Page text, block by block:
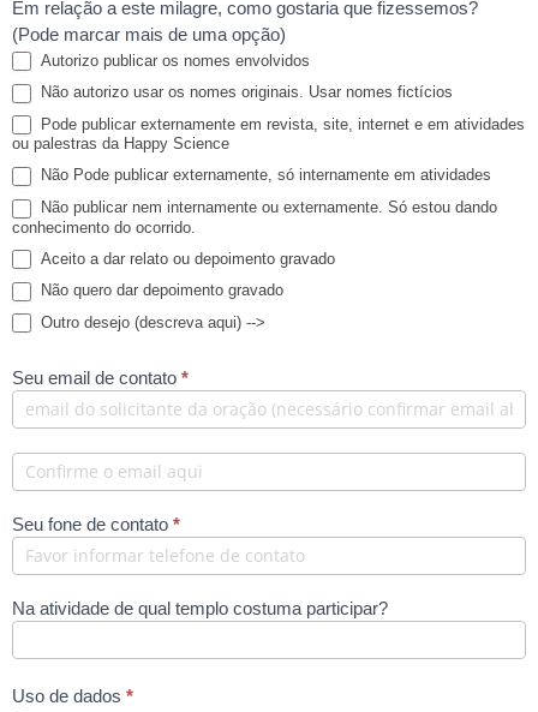
Em relação a este milagre, como gostaria que fizessemos?
(Pode marcar mais de uma opção)
Autorizo publicar os nomes envolvidos
Não autorizo usar os nomes originais. Usar nomes fictícios
Pode publicar externamente em revista, site, internet e em atividades
ou palestras da Happy Science
Não Pode publicar externamente, só internamente em atividades
Não publicar nem internamente ou externamente. Só estou dando
conhecimento do ocorrido.
Aceito a dar relato ou depoimento gravado
Não quero dar depoimento gravado
Outro desejo (descreva aqui) -->
Seu email de contato *
Seu fone de contato *
Na atividade de qual templo costuma participar?
Uso de dados *